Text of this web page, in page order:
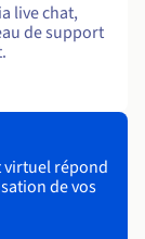
live chat,
de support
virtuel répond
de vos